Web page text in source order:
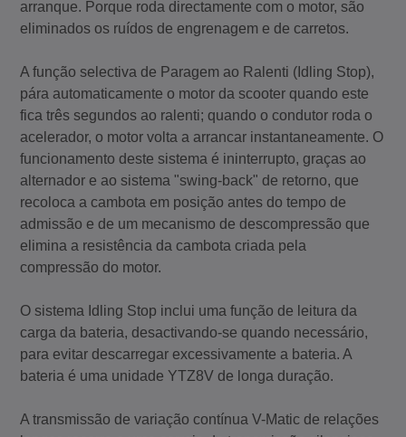
arranque. Porque roda directamente com o motor, são
eliminados os ruídos de engrenagem e de carretos.
A função selectiva de Paragem ao Ralenti (Idling Stop),
pára automaticamente o motor da scooter quando este
fica três segundos ao ralenti; quando o condutor roda o
acelerador, o motor volta a arrancar instantaneamente. O
funcionamento deste sistema é ininterrupto, graças ao
alternador e ao sistema "swing-back" de retorno, que
recoloca a cambota em posição antes do tempo de
admissão e de um mecanismo de descompressão que
elimina a resistência da cambota criada pela
compressão do motor.
O sistema Idling Stop inclui uma função de leitura da
carga da bateria, desactivando-se quando necessário,
para evitar descarregar excessivamente a bateria. A
bateria é uma unidade YTZ8V de longa duração.
A transmissão de variação contínua V-Matic de relações